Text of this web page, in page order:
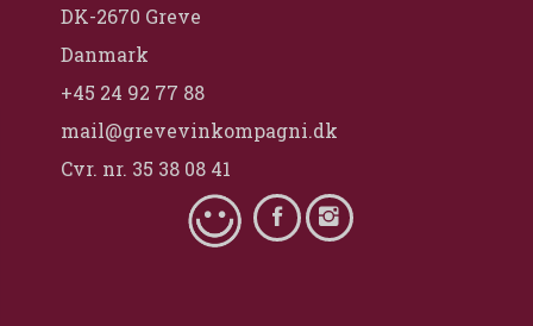
DK-2670 Greve
Danmark
+45 24 92 77 88
mail@grevevinkompagni.dk
Cvr. nr. 35 38 08 41